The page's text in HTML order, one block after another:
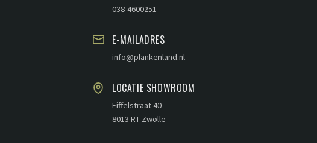
038-4600251
E-MAILADRES
info@plankenland.nl
LOCATIE SHOWROOM
Eiffelstraat 40
8013 RT Zwolle